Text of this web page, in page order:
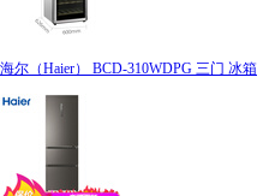
海尔（Haier） BCD-310WDPG 三门 冰箱